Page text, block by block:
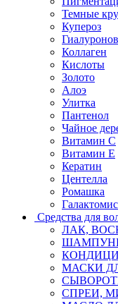
Темные
Купероз
Коллаген
Кислоты
Золото
Алоэ
Улитка
Пантенол
Чайное
Витамин C
Витамин Е
Кератин
Центелла
Ромашка
Средства для
ЛАК,
МАСКИ
СПРЕИ,